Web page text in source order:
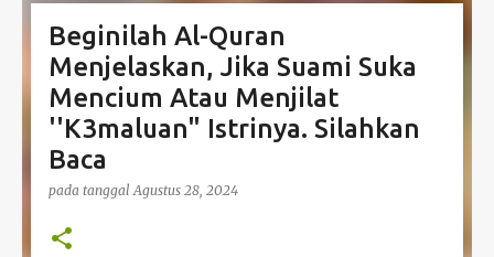
Beginilah Al-Quran
Menjelaskan, Jika Suami Suka
Mencium Atau Menjilat
''K3maluan" Istrinya. Silahkan
Baca
pada tanggalAgustus 28, 2024